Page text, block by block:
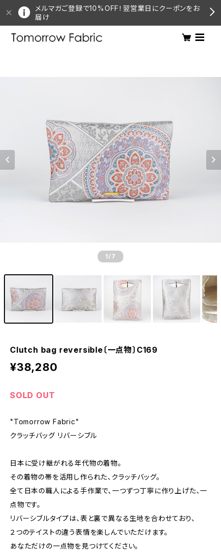
メルマガご登録で10%OFF！翌営業日にクーポンをお
届け
1 /7
Clutch bag reversible〔一点物〕C169
¥38,280
SOLD OUT
"Tomorrow Fabric"
クラッチバッグ リバーシブル
日本に受け継がれる年代物の着物。
その着物の帯を活用し作られた、クラッチバッグ。
全て日本の職人による手作業で、一つずつ丁寧に作り上げた、一
点物です。
リバーシブルタイプは、表と裏で異なる生地を合わせており、
２つのテイストの違う表情を楽しんでいただけます。
あなただけの一点物を見つけてください。